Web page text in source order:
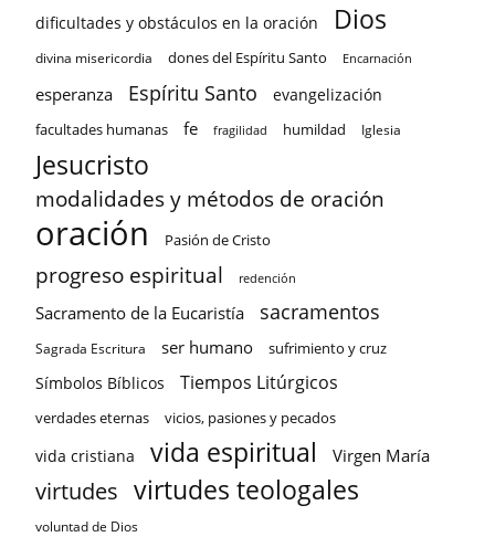
dificultades y obstáculos en la oración Dios
divina misericordia dones del Espíritu Santo Encarnación
esperanza Espíritu Santo evangelización
facultades humanas fe fragilidad humildad Iglesia
Jesucristo
modalidades y métodos de oración
oración Pasión de Cristo
progreso espiritual redención
Sacramento de la Eucaristía sacramentos
Sagrada Escritura ser humano sufrimiento y cruz
Símbolos Bíblicos Tiempos Litúrgicos
verdades eternas vicios, pasiones y pecados
vida cristiana vida espiritual Virgen María
virtudes virtudes teologales
voluntad de Dios